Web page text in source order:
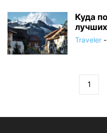
Куда
Traveler -
1